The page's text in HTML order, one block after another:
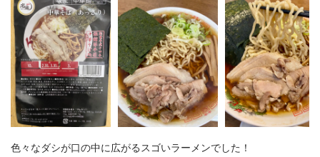
色々なダシが口の中に広がるスゴいラーメンでした！